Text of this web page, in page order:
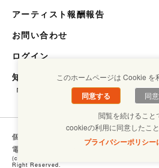
アーティスト報酬報告
お問い合わせ
ログイン
知らない世界を知るメディア
「キクエスト」
個人情報保護方針
コンプライアンスに
電子ブックラボ
(c) Copyright SHOUGAISHA JIRITSU SUISHIN
Right Reserved.
このホームページは Cookie を
同意する
同
閲覧を続けること
cookieの利用に同意したこと
プライバシーポリシー